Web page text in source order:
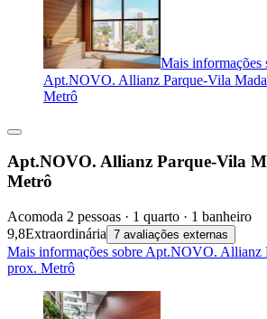
Mais informações
Apt.NOVO. Allianz Parque-Vila
Metrô
Apt.NOVO. Allianz Parque-Vila
Metrô
Acomoda 2 pessoas · 1 quarto · 1 banheiro
9,8Extraordinária 7 avaliações externas
Mais informações sobre Apt.NOVO. Allianz
prox. Metrô